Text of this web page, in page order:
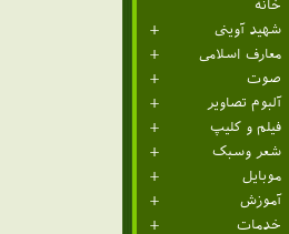
خانه
شهید آوینی
معارف اسلامی
صوت
آلبوم تصاویر
فیلم و کلیپ
شعر وسبک
موبایل
آموزش
خدمات